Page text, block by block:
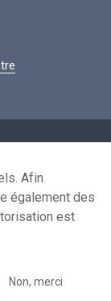
Afin
également des
est
Non, merci